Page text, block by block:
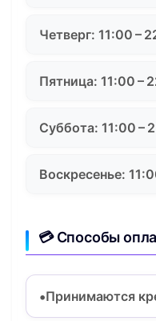
Четверг: 11:00 –
Пятница: 11:00 –
Суббота: 11:00 –
Воскресенье:
💳 Способы
Принимаются